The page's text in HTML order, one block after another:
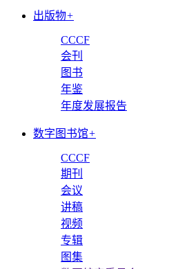
出版物+
CCCF
会刊
图书
年鉴
年度发展报告
数字图书馆+
CCCF
期刊
会议
讲稿
视频
专辑
图集